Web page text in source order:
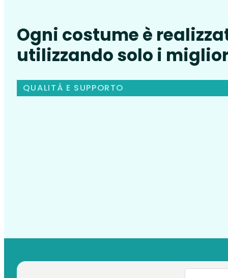
Ogni costume è
utilizzando solo i
QUALITÀ E SUPPORTO